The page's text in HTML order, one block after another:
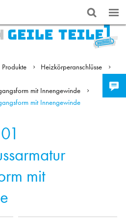
Produkte
Heizkörperanschlüsse
mit Innengewinde
mit Innengewinde
mit